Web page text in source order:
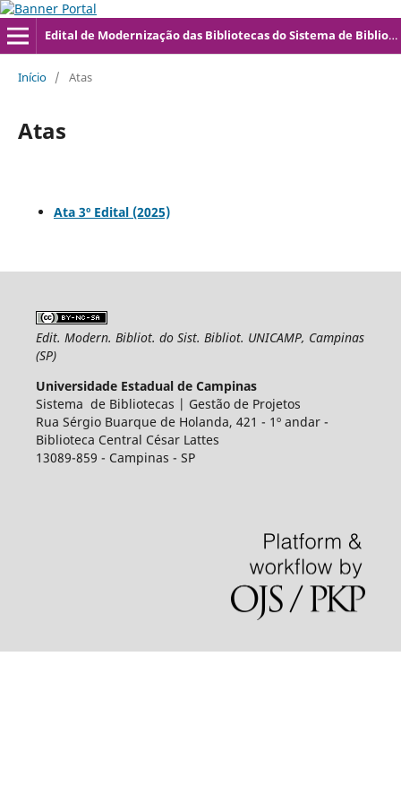
Edital de Modernização das Bibliotecas do Sistema de Bibliotecas da UNICAMP
Início / Atas
Atas
Ata 3º Edital (2025)
Edit. Modern. Bibliot. do Sist. Bibliot. UNICAMP, Campinas
(SP)
Universidade Estadual de Campinas
Sistema de Bibliotecas | Gestão de Projetos
Rua Sérgio Buarque de Holanda, 421 - 1º andar -
Biblioteca Central César Lattes
13089-859 - Campinas - SP